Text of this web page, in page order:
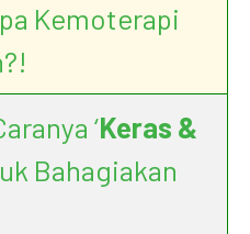
Kemoterapi
‘Keras &
Bahagiakan